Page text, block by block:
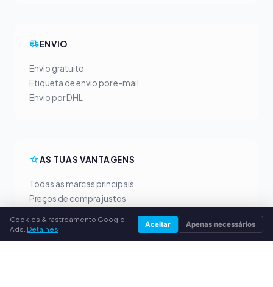
ENVIO
Envio gratuito
Etiqueta de envio por e-mail
Envio por DHL
AS TUAS VANTAGENS
Todas as marcas principais
Preços de compra justos
Aconselhamento personalizado
Cookies & rastreamento Google
Ads. Detalhes Aceitar Apenas necessários